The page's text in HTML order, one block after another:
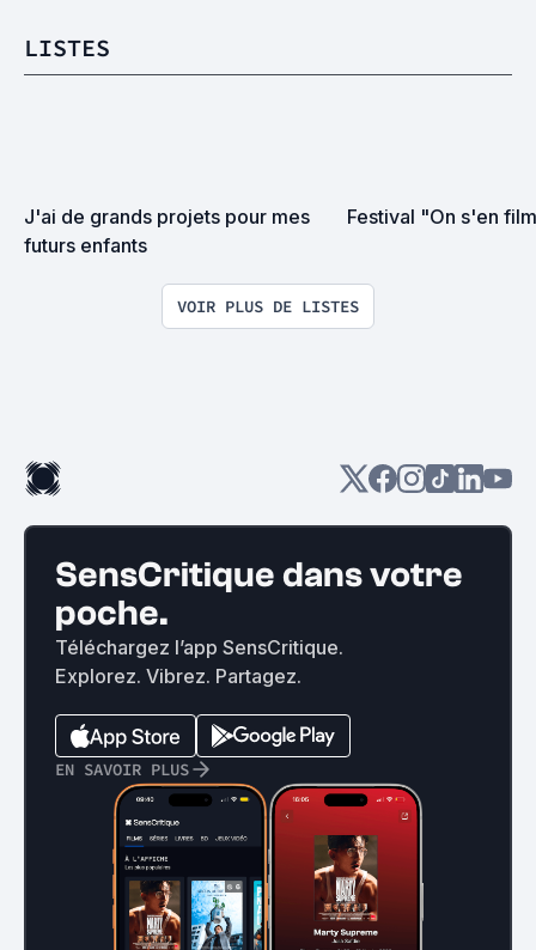
LISTES
J'ai de grands projets pour mes
futurs enfants
Festival "On s'en
VOIR PLUS DE LISTES
SensCritique dans votre
poche.
Téléchargez l’app SensCritique.
Explorez. Vibrez. Partagez.
EN SAVOIR PLUS